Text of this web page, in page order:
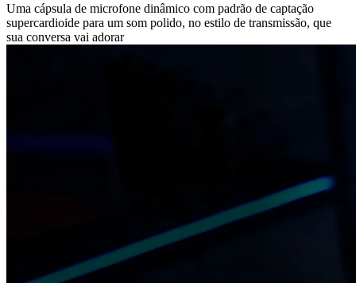
Uma cápsula de microfone dinâmico com padrão de captação
supercardioide para um som polido, no estilo de transmissão, que
sua conversa vai adorar